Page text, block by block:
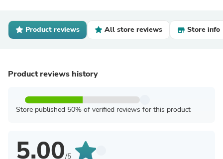
Product reviews All store reviews Store info
Product reviews history
Store published 50% of verified reviews for this product
5.00/5